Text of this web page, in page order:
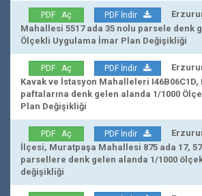
PDF Aç PDF İndir
Mahallesi 5517 ada 35 nolu parsele denk
Ölçekli Uygulama İmar Plan Değişikliği
PDF Aç PDF İndir
Kavak ve İstasyon Mahalleleri I46B06C1D,
paftalarına denk gelen alanda 1/1000
Plan Değişikliği
PDF Aç PDF İndir
İlçesi, Muratpaşa Mahallesi 875 ada 17,
parsellere denk gelen alanda 1/1000
değişikliği